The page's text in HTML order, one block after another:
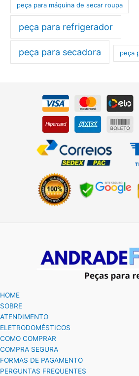
peça para máquina de secar roupa
peça para refrigerador
peça para secadora peça
HOME
SOBRE
ATENDIMENTO
ELETRODOMÉSTICOS
COMO COMPRAR
COMPRA SEGURA
FORMAS DE PAGAMENTO
PERGUNTAS FREQUENTES